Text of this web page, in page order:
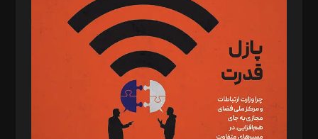
د‌بیر تحریریه آنلاین: بابک نقاش
تحریریه‌: مجتبی محمود‌ی، آرش برهمند، یسنا امان‌پور، سروش کرمیان،
مصطفی مسجدی آرانی، ابوالفضل رجبی، زهرا فکرانه، فائزه فتحی
رستمی،مصطفی باستان
ویرایش: نگار استاد‌‌آقا
طراح یونیفرم: مجید توکلی
فیلمبرداری و عکاسی: امیر شفیعی، مانی لطفی زاده